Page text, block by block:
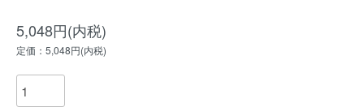
5,048円(内税)
定価：5,048円(内税)